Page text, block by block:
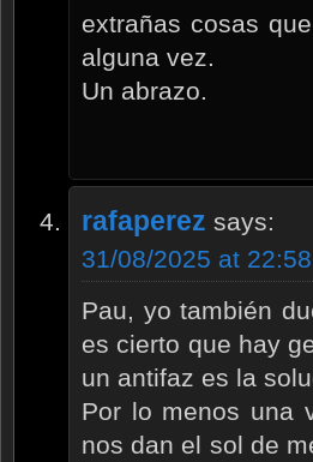
extrañas cosas
alguna vez.
Un abrazo.
rafaperez says:
31/08/2025 at 22:58
Pau, yo también
es cierto que hay
un antifaz es la
Por lo menos una
nos dan el sol de